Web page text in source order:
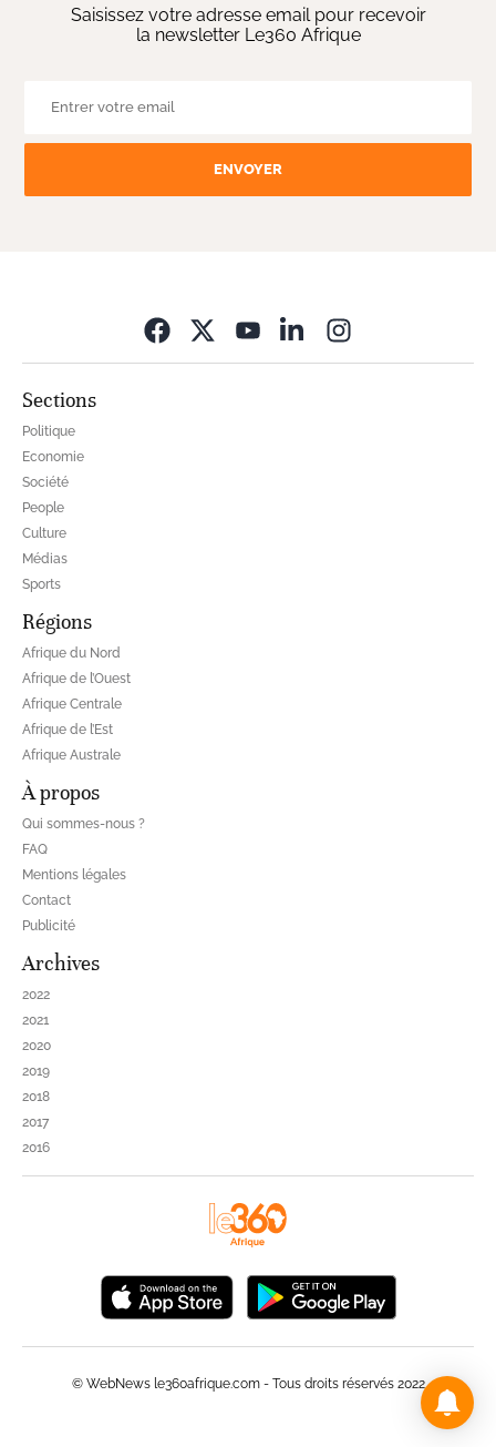
Saisissez votre adresse email pour recevoir
la newsletter Le360 Afrique
ENVOYER
Sections
Politique
Economie
Société
People
Culture
Médias
Sports
Régions
Afrique du Nord
Afrique de l’Ouest
Afrique Centrale
Afrique de l’Est
Afrique Australe
À propos
Qui sommes-nous ?
FAQ
Mentions légales
Contact
Publicité
Archives
2022
2021
2020
2019
2018
2017
2016
© WebNews le360afrique.com - Tous droits réservés 2022